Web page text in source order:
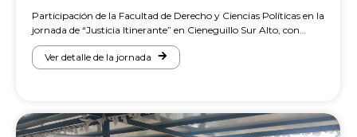
Participación de la Facultad de Derecho y Ciencias Políticas en la
jornada de “Justicia Itinerante” en Cieneguillo Sur Alto, con…
Ver detalle de la jornada